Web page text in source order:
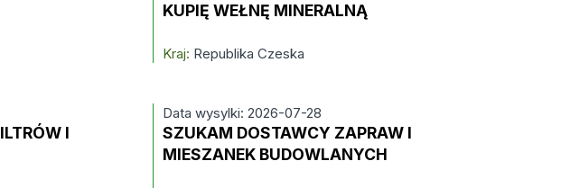
KUPIĘ WEŁNĘ MINERALNĄ
Kraj: Republika Czeska
I
Data wysylki: 2026-07-28
SZUKAM DOSTAWCY ZAPRAW I
MIESZANEK BUDOWLANYCH